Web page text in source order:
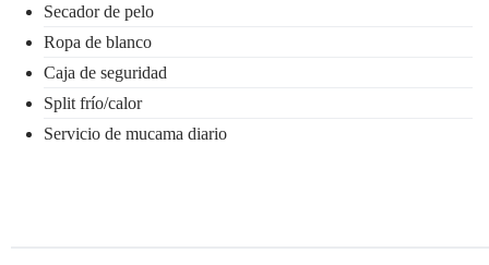
Secador de pelo
Ropa de blanco
Caja de seguridad
Split frío/calor
Servicio de mucama diario